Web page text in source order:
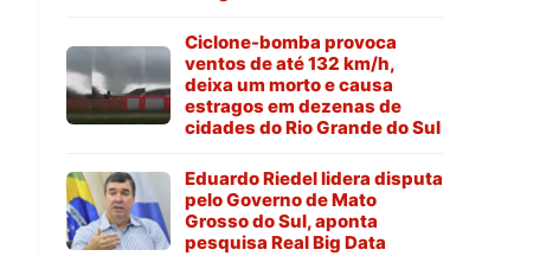
Ciclone-bomba provoca
ventos de até 132 km/h,
deixa um morto e causa
estragos em dezenas de
cidades do Rio Grande do Sul
Eduardo Riedel lidera disputa
pelo Governo de Mato
Grosso do Sul, aponta
pesquisa Real Big Data